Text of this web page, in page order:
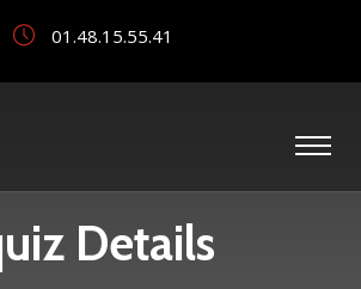
01.48.15.55.41
Details